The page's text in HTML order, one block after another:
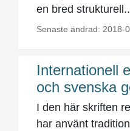
en bred
Senaste ändrad: 2018-
Internationell
och svenska
I den här skriften
har använt